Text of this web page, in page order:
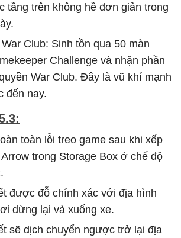
tầng trên không hề đơn giản trong
Club: Sinh tồn qua 50 màn
Challenge và nhận phần
War Club. Đây là vũ khí mạnh
đến nay.
toàn lỗi treo game sau khi xếp
trong Storage Box ở chế độ
được đỗ chính xác với địa hình
dừng lại và xuống xe.
sẽ dịch chuyển ngược trở lại địa